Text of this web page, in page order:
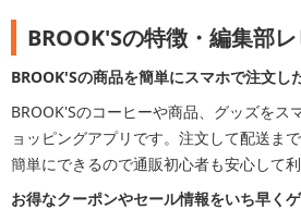
BROOK'Sの特徴・編集部
BROOK'Sの商品を簡単にスマホで注文し
BROOK'Sのコーヒーや商品、グッズをス
ョッピングアプリです。注文して配送ま
簡単にできるので通販初心者も安心して利
お得なクーポンやセール情報をいち早く